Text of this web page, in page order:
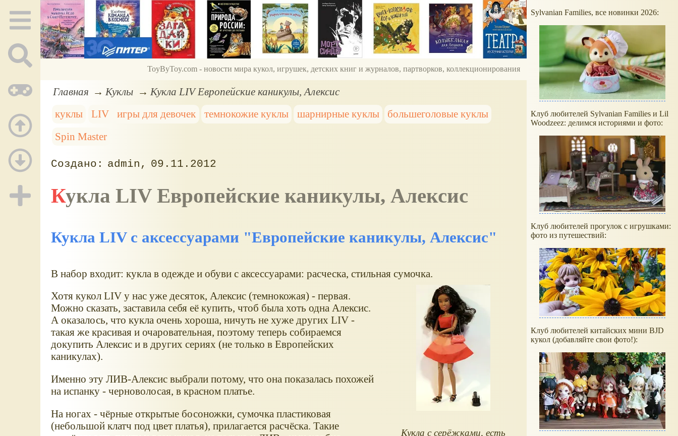
ToyByToy.com - новости мира кукол, игрушек, детских книг и журналов, партворков, коллекционирования
Главная Куклы
Кукла LIV Европейские каникулы, Алексис
куклы
LIV игры для девочек темнокожие куклы шарнирные куклы
большеголовые куклы
Spin Master
admin 09.11.2012
Кукла LIV Европейские каникулы, Алексис
Кукла LIV с аксессуарами "Европейские каникулы, Алексис"
В набор входит: кукла в одежде и обуви с аксессуарами: расческа, стильная сумочка.
Кукла с серёжками, есть
Хотя кукол LIV у нас уже десяток, Алексис (темнокожая) - первая.
Можно сказать, заставила себя её купить, чтоб была хоть одна Алексис.
А оказалось, что кукла очень хороша, ничуть не хуже других LIV -
такая же красивая и очаровательная, поэтому теперь собираемся
докупить Алексис и в других сериях (не только в Европейских
каникулах).
Именно эту ЛИВ-Алексис выбрали потому, что она показалась похожей
на испанку - черноволосая, в красном платье.
На ногах - чёрные открытые босоножки, сумочка пластиковая
(небольшой клатч под цвет платья), прилагается расчёска. Такие
Sylvanian Families, все новинки 2026:
Клуб любителей Sylvanian Families и Lil
Woodzeez: делимся историями и фото:
Клуб любителей прогулок с игрушками:
фото из путешествий:
Клуб любителей китайских мини BJD
кукол (добавляйте свои фото!):